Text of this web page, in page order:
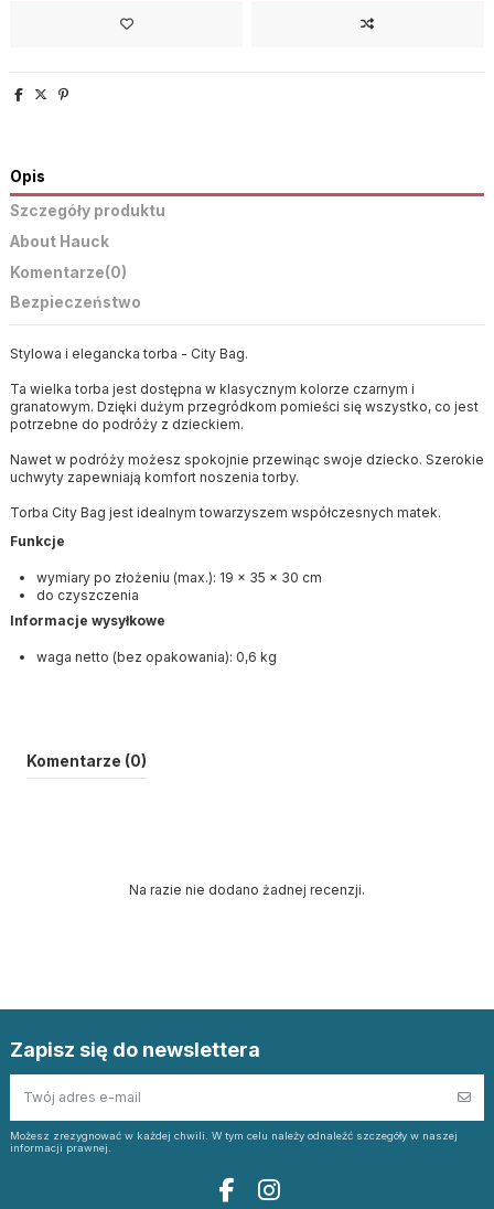
Opis
Szczegóły produktu
About Hauck
Komentarze(0)
Bezpieczeństwo
Stylowa i elegancka torba - City Bag.
Ta wielka torba jest dostępna w klasycznym kolorze czarnym i
granatowym. Dzięki dużym przegródkom pomieści się wszystko, co jest
potrzebne do podróży z dzieckiem.
Nawet w podróży możesz spokojnie przewinąc swoje dziecko. Szerokie
uchwyty zapewniają komfort noszenia torby.
Torba City Bag jest idealnym towarzyszem współczesnych matek.
Funkcje
wymiary po złożeniu (max.): 19 x 35 x 30 cm
do czyszczenia
Informacje wysyłkowe
waga netto (bez opakowania): 0,6 kg
Komentarze (0)
Na razie nie dodano żadnej recenzji.
Zapisz się do newslettera
Możesz zrezygnować w każdej chwili. W tym celu należy odnaleźć szczegóły w naszej
informacji prawnej.